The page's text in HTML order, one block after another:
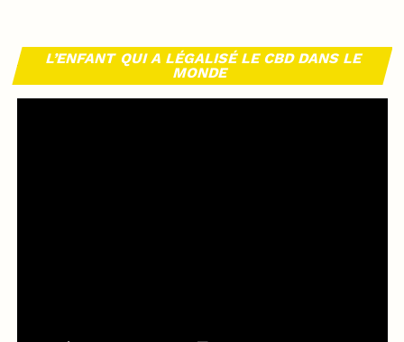
L’ENFANT QUI A LÉGALISÉ LE CBD DANS LE
MONDE